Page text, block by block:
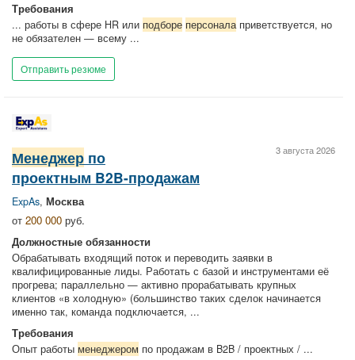
Требования
... работы в сфере HR или подборе персоналаприветствуется, но
не обязателен — всему ...
Отправить резюме
3 августа 2026
Менеджер по
проектным B2B-продажам
ExpAs, Москва
от 200 000 руб.
Должностные обязанности
Обрабатывать входящий поток и переводить заявки в
квалифицированные лиды. Работать с базой и инструментами её
прогрева; параллельно — активно прорабатывать крупных
клиентов «в холодную» (большинство таких сделок начинается
именно так, команда подключается, ...
Требования
Опыт работы менеджером по продажам в B2B / проектных / ...